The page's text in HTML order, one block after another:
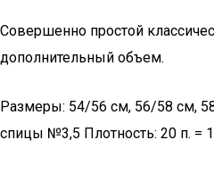
Совершенно простой
дополнительный объем.
Размеры: 54/56 см, 56/58 см,
спицы №3,5 Плотность: 20 п. =